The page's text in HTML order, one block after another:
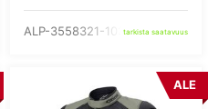
ALP-3558321-1030-tarkista saatavuus
ALE